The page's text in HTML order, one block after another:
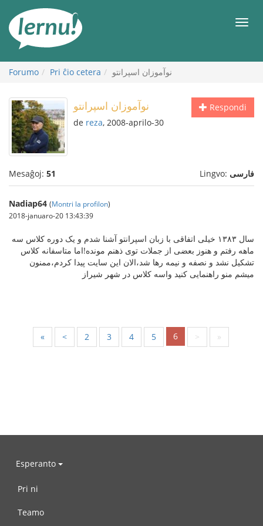
enhavo
Forumo Pri ĉio cetera نوآموزان اسپرانتو
Respondi نوآموزان اسپرانتو
de reza, 2008-aprilo-30
Mesaĝoj: 51 Lingvo: فارسی
Nadiap64 (Montri la profilon)
2018-januaro-20 13:43:39
سال ۱۳۸۳ خیلی اتفاقی با زبان اسپرانتو آشنا شدم و یک دوره کلاس سه
ماهه رفتم و هنوز بعضی از جملات توی ذهنم مونده!اما متاسفانه کلاس
تشکیل نشد و نصفه و نیمه رها شد،الان این سایت پیدا کردم،ممنون
میشم منو راهنمایی کنید واسه کلاس در شهر شیراز
« < 2 3 4 5 6 > »
Esperanto
Pri ni
Teamo